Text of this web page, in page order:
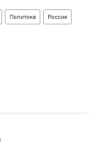
Политика Россия